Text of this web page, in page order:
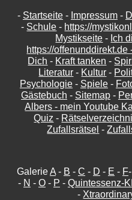
- Startseite- Impressum-
- Schule - https://
Mystikseite - Ich
https://
Dich - Kraft tanken -
Literatur - Kultur -
Psychologie- Spiele-
Gästebuch - Sitemap-
Albers - mein Youtube
Quiz -
Zufallsrätsel -
GalerieA- B - C - D - E - F-
- N - O- P - Quintessenz-
-